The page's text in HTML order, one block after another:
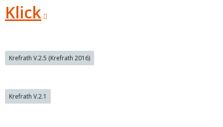
Klick
Krefrath V.2.5 (Krefrath 2016)
Krefrath V.2.1